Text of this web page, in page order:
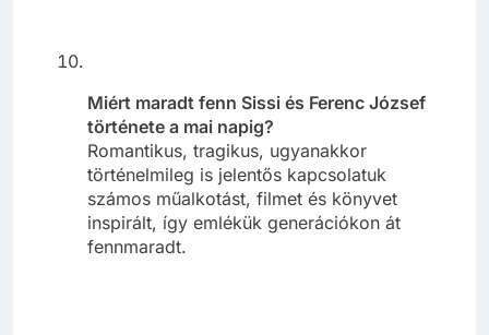
Miért maradt fenn Sissi és Ferenc József
története a mai napig?
Romantikus, tragikus, ugyanakkor
történelmileg is jelentős kapcsolatuk
számos műalkotást, filmet és könyvet
inspirált, így emlékük generációkon át
fennmaradt.